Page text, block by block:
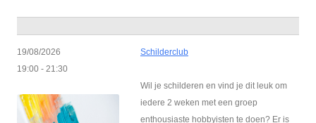
19/08/2026
19:00 - 21:30
Schilderclub
Wil je schilderen en vind je dit leuk om
iedere 2 weken met een groep
enthousiaste hobbyisten te doen? Er is